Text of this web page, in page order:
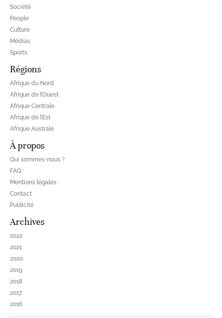
Société
People
Culture
Médias
Sports
Régions
Afrique du Nord
Afrique de l’Ouest
Afrique Centrale
Afrique de l’Est
Afrique Australe
À propos
Qui sommes-nous ?
FAQ
Mentions légales
Contact
Publicité
Archives
2022
2021
2020
2019
2018
2017
2016